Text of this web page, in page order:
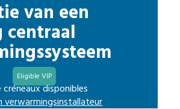
van een
centraal
Eligible VIP
créneaux disponibles
verwarmingsinstallateur